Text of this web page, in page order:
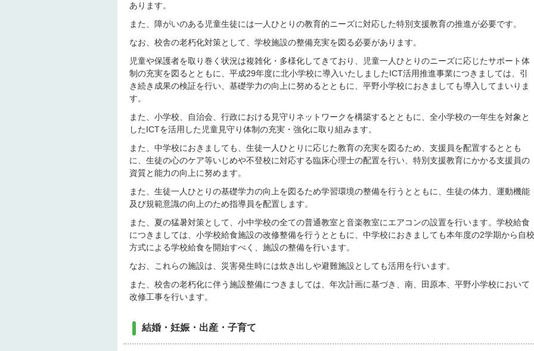
あります。
また、障がいのある児童生徒には一人ひとりの教育的ニーズに対応した特別支援教育の推進が必要です。
なお、校舎の老朽化対策として、学校施設の整備充実を図る必要があります。
児童や保護者を取り巻く状況は複雑化・多様化してきており、児童一人ひとりのニーズに応じたサポート体
制の充実を図るとともに、平成29年度に北小学校に導入いたしましたICT活用推進事業につきましては、引
き続き成果の検証を行い、基礎学力の向上に努めるとともに、平野小学校におきましても導入してまいりま
す。
また、小学校、自治会、行政における見守りネットワークを構築するとともに、全小学校の一年生を対象と
したICTを活用した児童見守り体制の充実・強化に取り組みます。
また、中学校におきましても、生徒一人ひとりに応じた教育の充実を図るため、支援員を配置するととも
に、生徒の心のケア等いじめや不登校に対応する臨床心理士の配置を行い、特別支援教育にかかる支援員の
資質と能力の向上に努めます。
また、生徒一人ひとりの基礎学力の向上を図るため学習環境の整備を行うとともに、生徒の体力、運動機能
及び規範意識の向上のため指導員を配置します。
また、夏の猛暑対策として、小中学校の全ての普通教室と音楽教室にエアコンの設置を行います。学校給食
につきましては、小学校給食施設の改修整備を行うとともに、中学校におきましても本年度の2学期から自校
方式による学校給食を開始すべく、施設の整備を行います。
なお、これらの施設は、災害発生時には炊き出しや避難施設としても活用を行います。
また、校舎の老朽化に伴う施設整備につきましては、年次計画に基づき、南、田原本、平野小学校において
改修工事を行います。
結婚・妊娠・出産・子育て